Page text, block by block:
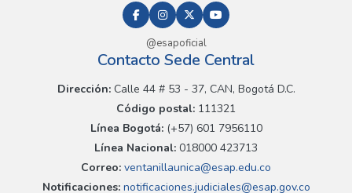
@esapoficial
Contacto Sede Central
Dirección:Calle 44 # 53 - 37, CAN, Bogotá D.C.
Código postal: 111321
Línea Bogotá:(+57) 601 7956110
Línea Nacional: 018000 423713
Correo: ventanillaunica@esap.edu.co
Notificaciones:notificaciones.judiciales@esap.gov.co